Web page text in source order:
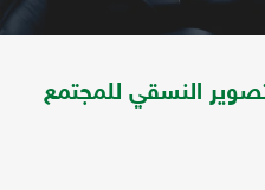
النسقي للمجتمع